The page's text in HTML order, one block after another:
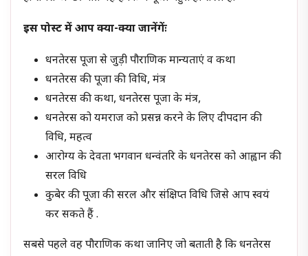
इस पोस्ट में आप क्या-क्या जानेंगेंः
धनतेरस पूजा से जुड़ी पौराणिक मान्यताएं व कथा
धनतेरस की पूजा की विधि, मंत्र
धनतेरस की कथा, धनतेरस पूजा के मंत्र,
धनतेरस को यमराज को प्रसन्न करने के लिए दीपदान की
विधि, महत्व
आरोग्य के देवता भगवान धन्वंतरि के धनतेरस को आह्वान की
सरल विधि
कुबेर की पूजा की सरल और संक्षिप्त विधि जिसे आप स्वयं
कर सकते हैं .
सबसे पहले वह पौराणिक कथा जानिए जो बताती है कि धनतेरस